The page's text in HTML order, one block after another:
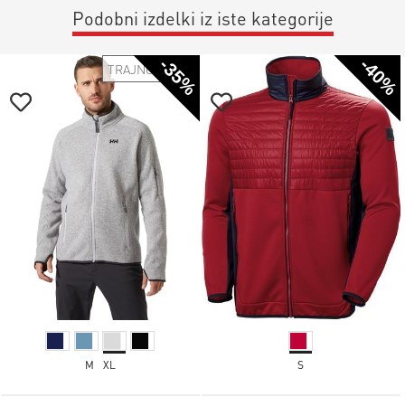
Podobni izdelki iz iste kategorije
-35%
TRAJNOSTNO
M XL
-40%
S